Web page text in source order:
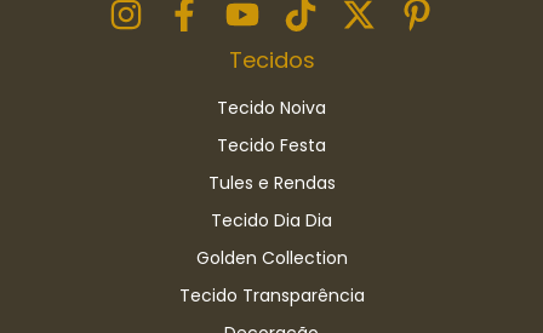
Tecidos
Tecido Noiva
Tecido Festa
Tules e Rendas
Tecido Dia Dia
Golden Collection
Tecido Transparência